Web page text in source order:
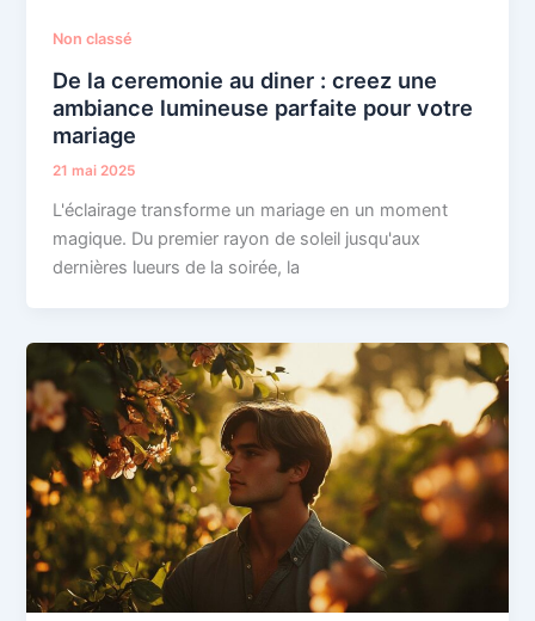
Non classé
De la ceremonie au diner : creez une
ambiance lumineuse parfaite pour votre
mariage
21 mai 2025
L'éclairage transforme un mariage en un moment
magique. Du premier rayon de soleil jusqu'aux
dernières lueurs de la soirée, la